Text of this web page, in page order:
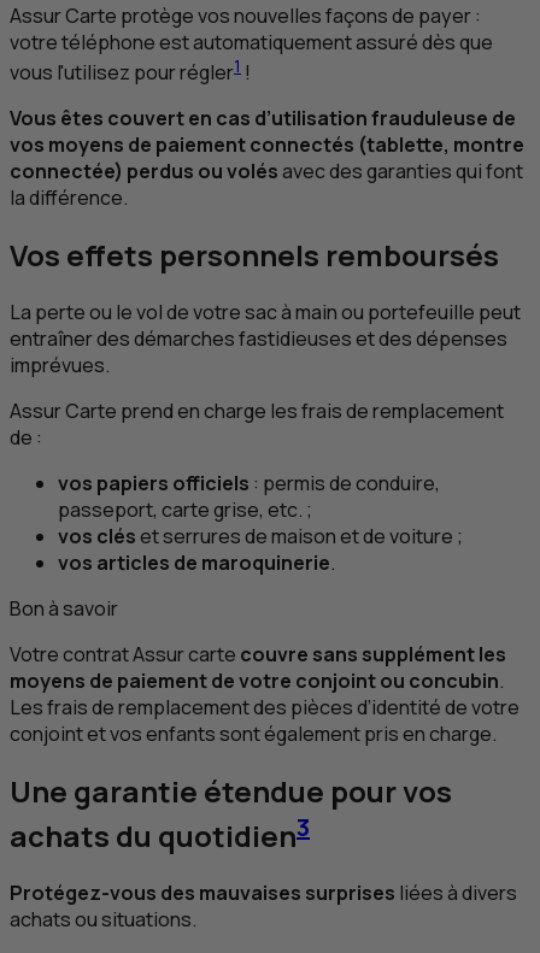
Assur Carte protège vos nouvelles façons de payer :
votre téléphone est automatiquement assuré dès que
vous l'utilisez pour régler1 !
Vous êtes couvert en cas d’utilisation frauduleuse de
vos moyens de paiement connectés (tablette, montre
connectée) perdus ou volésavec des garanties qui font
la différence.
Vos effets personnels remboursés
La perte ou le vol de votre sac à main ou portefeuille peut
entraîner des démarches fastidieuses et des dépenses
imprévues.
Assur Carte prend en charge les frais de remplacement
de :
vos papiers officiels : permis de conduire,
passeport, carte grise, etc. ;
vos cléset serrures de maison et de voiture ;
vos articles de maroquinerie.
Bon à savoir
Votre contrat Assur carte couvre sans supplément les
moyens de paiement de votre conjoint ou concubin.
Les frais de remplacement des pièces d’identité de votre
conjoint et vos enfants sont également pris en charge.
Une garantie étendue pour vos
achats du quotidien3
Protégez-vous des mauvaises surprises liées à divers
achats ou situations.